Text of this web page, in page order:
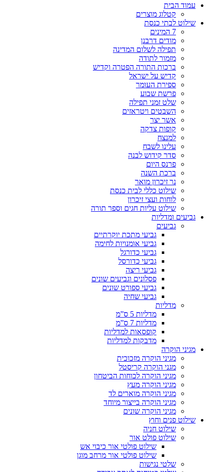
עמוד הבית
קטלוג מוצרים
שילוט לבתי כנסת
7 המינים
מודים דרבנן
תפילה לשלום המדינה
מזמור לתודה
ברכות התורה הפטרה וקדיש
קדיש על ישראל
ספירת העומר
פרשת שבוע
שלט זמני תפילה
השבטים ויטראזים
אשר יצר
קופות צדקה
למנצח
עלינו לשבח
סדר קידוש לבנה
פרנס היום
ברכת השנה
נר זיכרון מואר
שילוט כללי לבית כנסת
לוחות ועצי זיכרון
שילוט עליות חגים וספר תורה
גביעים ומדליות
גביעים
גביעי מתכת יוקרתיים
גביעי אומנויות לחימה
גביעי כדורגל
גביעי כדורסל
גביעי ריצה
פסלונים וגביעים שונים
גביעי ספורט שונים
גביעי שחיה
מדליות
מדליות 5 ס”מ
מדליות 7 ס”מ
קופסאות למדליות
מדבקות למדליות
מגיני הוקרה
מגיני הוקרה מזכוכית
מגני הוקרה קריסטל
מגיני הוקרה לכוחות הביטחון
מגיני הוקרה מעץ
מגיני הוקרה מוארים לד
מגיני הוקרה בייצור מיוחד
מגיני הוקרה שונים
שילוט פנים וחוץ
שילוט חניה
שילוט פולט אור
שילוט פולטי אור כיבוי אש
שילוט פולטי אור מרחב מוגן
שלטי נגישות